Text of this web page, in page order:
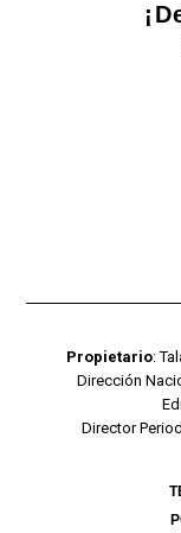
Propietario:
Dirección
Director